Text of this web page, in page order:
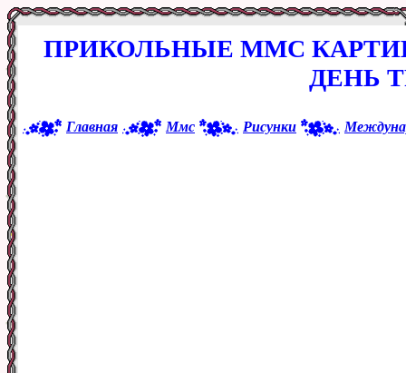
ПРИКОЛЬНЫЕ ММС
ДЕНЬ
Главная Ммс Рисунки